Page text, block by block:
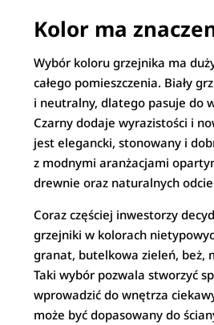
Kolor ma
Wybór koloru grzejnika ma
całego pomieszczenia. Biały
i neutralny, dlatego pasuje do
Czarny dodaje wyrazistości i
jest elegancki, stonowany i
z modnymi aranżacjami
drewnie oraz naturalnych
Coraz częściej inwestorzy
grzejniki w kolorach
granat, butelkowa zieleń, beż,
Taki wybór pozwala stworzyć
wprowadzić do wnętrza
może być dopasowany do